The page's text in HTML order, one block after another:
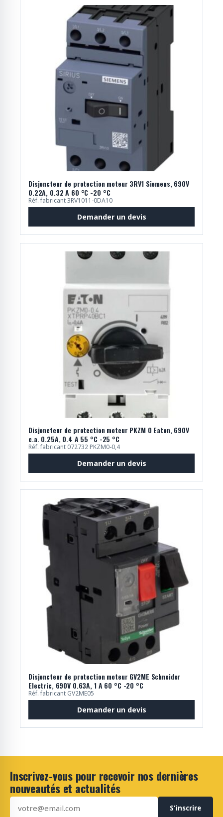
Disjoncteur de protection moteur 3RV1 Siemens, 690V
0.22A, 0.32 A 60 °C -20 °C
Réf. fabricant 3RV1011-0DA10
Demander un devis
Disjoncteur de protection moteur PKZM 0 Eaton, 690V
c.a. 0.25A, 0.4 A 55 °C -25 °C
Réf. fabricant 072732 PKZM0-0,4
Demander un devis
Disjoncteur de protection moteur GV2ME Schneider
Electric, 690V 0.63A, 1 A 60 °C -20 °C
Réf. fabricant GV2ME05
Demander un devis
Inscrivez-vous pour recevoir nos dernières
nouveautés et actualités
S'inscrire